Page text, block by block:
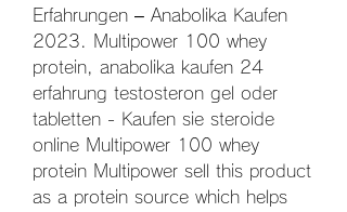
Erfahrungen – Anabolika Kaufen
2023. Multipower 100 whey
protein, anabolika kaufen 24
erfahrung testosteron gel oder
tabletten - Kaufen sie steroide
online Multipower 100 whey
protein Multipower sell this product
as a protein source which helps